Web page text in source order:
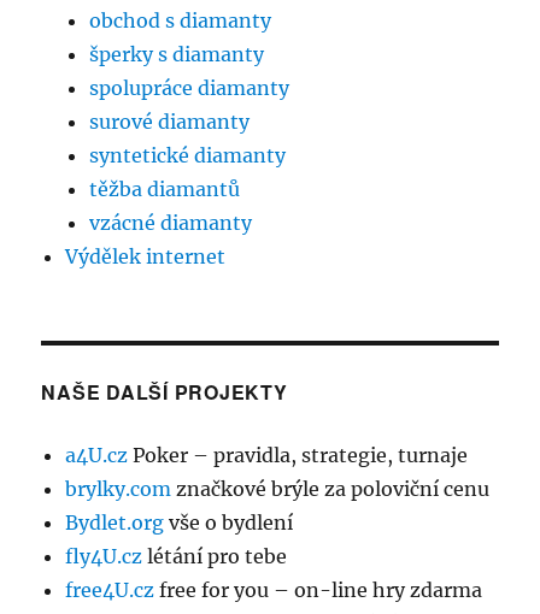
obchod s diamanty
šperky s diamanty
spolupráce diamanty
surové diamanty
syntetické diamanty
těžba diamantů
vzácné diamanty
Výdělek internet
NAŠE DALŠÍ PROJEKTY
a4U.cz Poker – pravidla, strategie, turnaje
brylky.com značkové brýle za poloviční cenu
Bydlet.org vše o bydlení
fly4U.cz létání pro tebe
free4U.cz free for you – on-line hry zdarma